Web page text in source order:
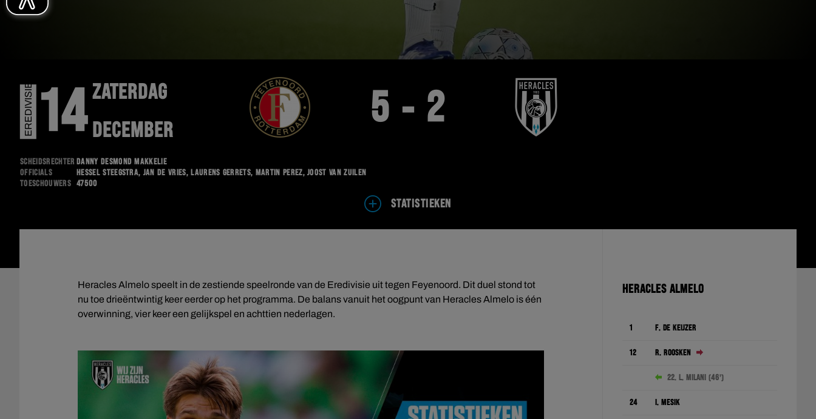
EREDIVISIE14 ZATERDAG
DECEMBER
5 - 2
Scheidsrechter Danny Desmond Makkelie
Officials
Hessel Steegstra, Jan de Vries, Laurens Gerrets, Martin Perez, Joost van Zuilen
Toeschouwers
47500
STATISTIEKEN
Heracles Almelo speelt in de zestiende speelronde van de Eredivisie uit tegen Feyenoord. Dit duel stond tot
nu toe drieëntwintig keer eerder op het programma. De balans vanuit het oogpunt van Heracles Almelo is één
overwinning, vier keer een gelijkspel en achttien nederlagen.
HERACLES ALMELO
1 F. de Keijzer
12 R. Roosken
22. L. Milani (46')
24 I. Mesík